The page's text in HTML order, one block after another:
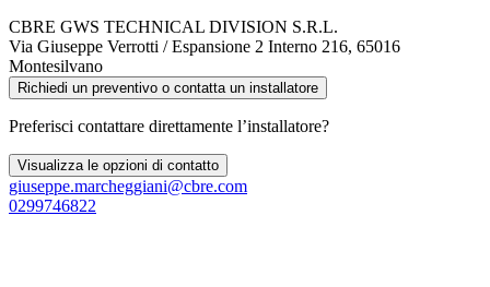
CBRE GWS TECHNICAL DIVISION S.R.L.
Via Giuseppe Verrotti / Espansione 2 Interno 216, 65016
Montesilvano
Richiedi un preventivo o contatta un installatore
Preferisci contattare direttamente l’installatore?
Visualizza le opzioni di contatto
giuseppe.marcheggiani@cbre.com
0299746822